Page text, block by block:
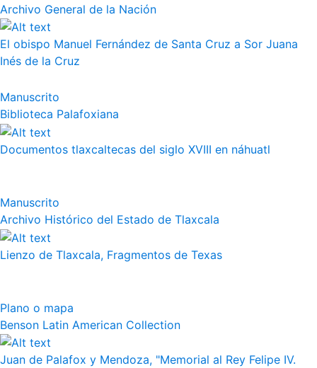
Archivo General de la Nación
El obispo Manuel Fernández de Santa Cruz a Sor Juana
Inés de la Cruz
Manuscrito
Biblioteca Palafoxiana
Documentos tlaxcaltecas del siglo XVIII en náhuatl
Manuscrito
Archivo Histórico del Estado de Tlaxcala
Lienzo de Tlaxcala, Fragmentos de Texas
Plano o mapa
Benson Latin American Collection
Juan de Palafox y Mendoza, "Memorial al Rey Felipe IV.